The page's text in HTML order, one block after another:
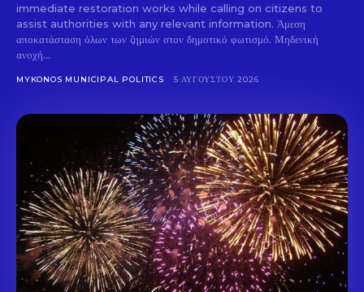
Don't miss
out!
Sing up for our newsletter
to stay in the loop.
SUBSCRIBE
immediate restoration works while calling on citizens to
assist authorities with any relevant information. Άμεση
αποκατάσταση όλων των ζημιών στον δημοτικό φωτισμό. Μηδενική
ανοχή...
MYKONOS MUNICIPAL POLITICS 5 ΑΥΓΟΎΣΤΟΥ 2026